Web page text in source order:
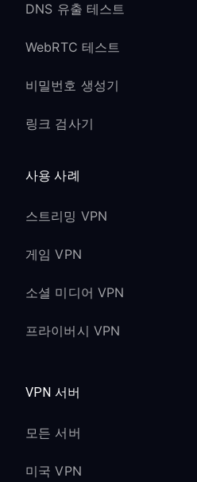
DNS 유출 테스트
WebRTC 테스트
비밀번호 생성기
링크 검사기
사용 사례
스트리밍 VPN
게임 VPN
소셜 미디어 VPN
프라이버시 VPN
VPN 서버
모든 서버
미국 VPN